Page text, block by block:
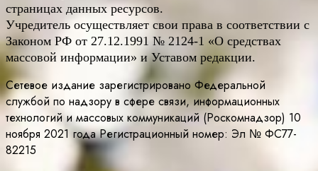
страницах данных ресурсов.
Учредитель осуществляет свои права в соответствии с
Законом РФ от 27.12.1991 № 2124-1 «О средствах
массовой информации» и Уставом редакции.
Сетевое издание зарегистрировано Федеральной
службой по надзору в сфере связи, информационных
технологий и массовых коммуникаций (Роскомнадзор) 10
ноября 2021 года Регистрационный номер: Эл № ФС77-
82215